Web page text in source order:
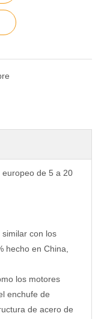
europeo de 5 a 20
similar con los
hecho en China,
los motores
enchufe de
de acero de